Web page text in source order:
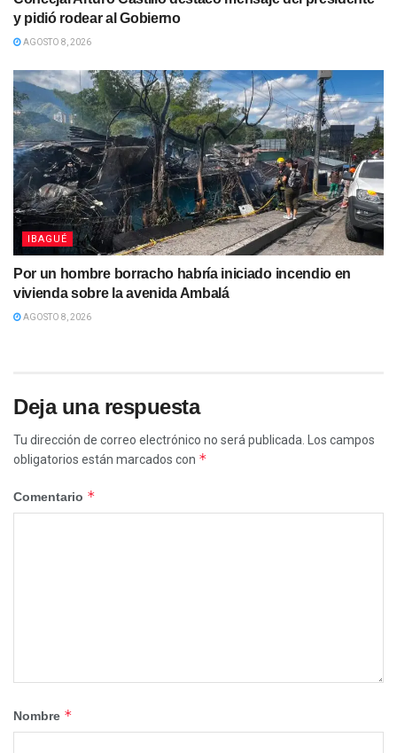
y pidió rodear al Gobierno
AGOSTO 8, 2026
IBAGUÉ
Por un hombre borracho habría iniciado incendio en
vivienda sobre la avenida Ambalá
AGOSTO 8, 2026
Deja una respuesta
Tu dirección de correo electrónico no será publicada.
Los campos
obligatorios están marcados con *
Comentario *
Nombre *